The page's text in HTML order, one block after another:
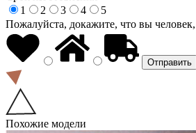
1
2 3 4
5
Пожалуйста, докажите, что вы
Похожие модели